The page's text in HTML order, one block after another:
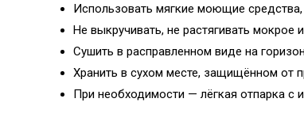
Использовать мягкие моющие средства,
Не выкручивать, не растягивать мокрое
Сушить в расправленном виде на
Хранить в сухом месте, защищённом от
При необходимости — лёгкая отпарка с